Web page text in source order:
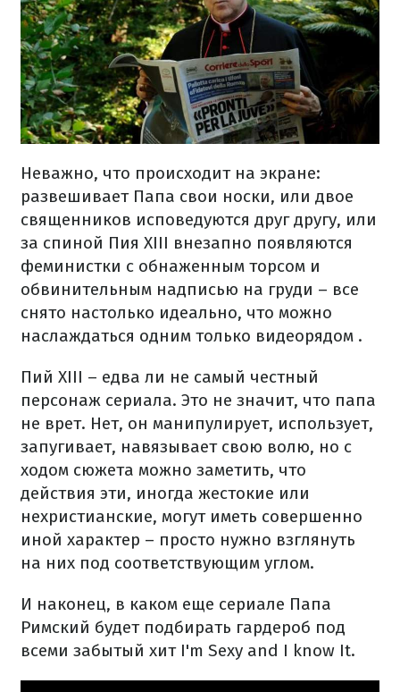
Неважно, что происходит на экране:
развешивает Папа свои носки, или двое
священников исповедуются друг другу, или
за спиной Пия ХІІІ внезапно появляются
феминистки с обнаженным торсом и
обвинительным надписью на груди – все
снято настолько идеально, что можно
наслаждаться одним только видеорядом .
Пий ХІІІ – едва ли не самый честный
персонаж сериала. Это не значит, что папа
не врет. Нет, он манипулирует, использует,
запугивает, навязывает свою волю, но с
ходом сюжета можно заметить, что
действия эти, иногда жестокие или
нехристианские, могут иметь совершенно
иной характер – просто нужно взглянуть
на них под соответствующим углом.
И наконец, в каком еще сериале Папа
Римский будет подбирать гардероб под
всеми забытый хит I'm Sexy and I know It.